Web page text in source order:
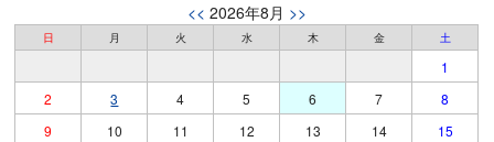
<< 2026年8月 >>
日 月 火 水 木 金 土
1
2
3 4 5 6 7
8
9
10 11 12 13 14
15